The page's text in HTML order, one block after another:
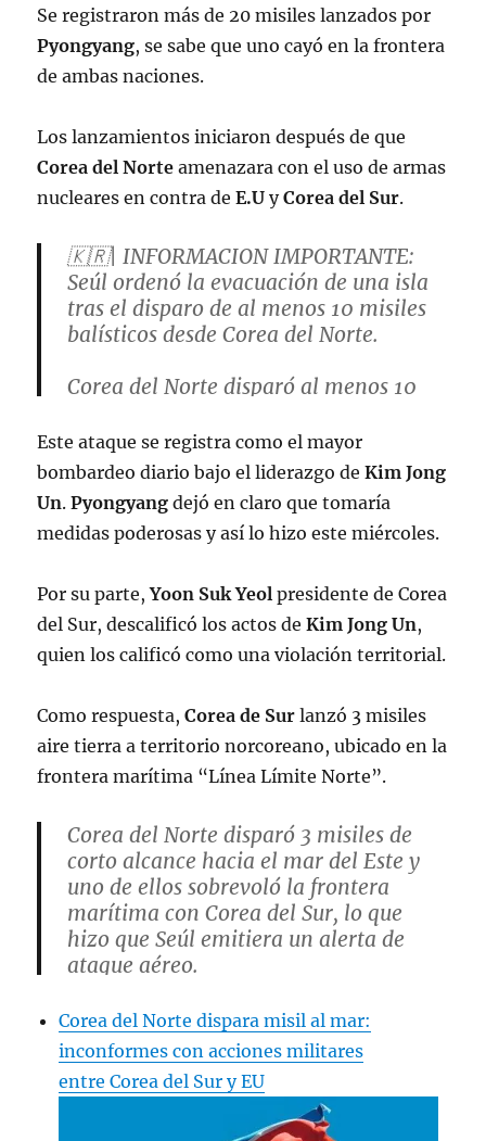
Se registraron más de 20 misiles lanzados por
Pyongyang, se sabe que uno cayó en la frontera
de ambas naciones.
Los lanzamientos iniciaron después de que
Corea del Norte amenazara con el uso de armas
nucleares en contra deE.U yCorea del Sur.
🇰🇷| INFORMACION IMPORTANTE:
Seúl ordenó la evacuación de una isla
tras el disparo de al menos 10 misiles
balísticos desde Corea del Norte.
Corea del Norte disparó al menos 10
de los cuales cayó a poco más de 50
kilómetros de la costa (+)
pic.twitter.com/mqm59pcskE
— 𝑎𝑣𝑎 ◡̈ (@jeon_vantella)November
Este ataque se registra como el mayor
bombardeo diario bajo el liderazgo deKim Jong
Un.Pyongyang dejó en claro que tomaría
medidas poderosas y así lo hizo este miércoles.
Por su parte,Yoon Suk Yeolpresidente de Corea
del Sur, descalificó los actos deKim Jong Un,
quien los calificó como una violación territorial.
Como respuesta,Corea de Sur lanzó 3 misiles
aire tierra a territorio norcoreano, ubicado en la
frontera marítima “Línea Límite Norte”.
Corea del Norte disparó 3 misiles de
corto alcance hacia el mar del Este y
uno de ellos sobrevoló la frontera
marítima con Corea del Sur, lo que
hizo que Seúl emitiera un alerta de
ataque aéreo.
el fin de la Guerra de Corea en 1953.
pic.twitter.com/f8Le8qt4zb
— Jini (@JiniChannel)November 2,
Corea del Norte dispara misil al mar:
inconformes con acciones militares
entre Corea del Sur y EU